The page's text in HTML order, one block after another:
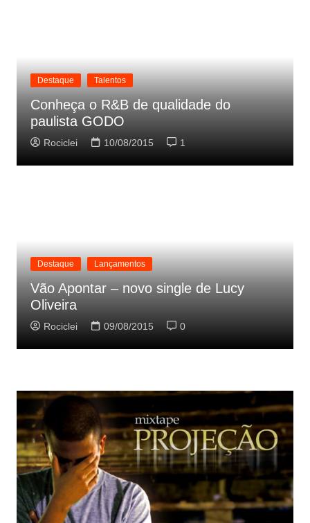
Destaque Talentos
Conheça o R&B de qualidade do
paulista GODO
Rociclei 10/08/2015 1
Destaque Lançamentos
Vão Apontar – novo single de Lucy
Oliveira
Rociclei 09/08/2015 0